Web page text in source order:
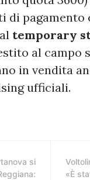
di
temporary
al campo
in vendita
ufficiali.
si
«È